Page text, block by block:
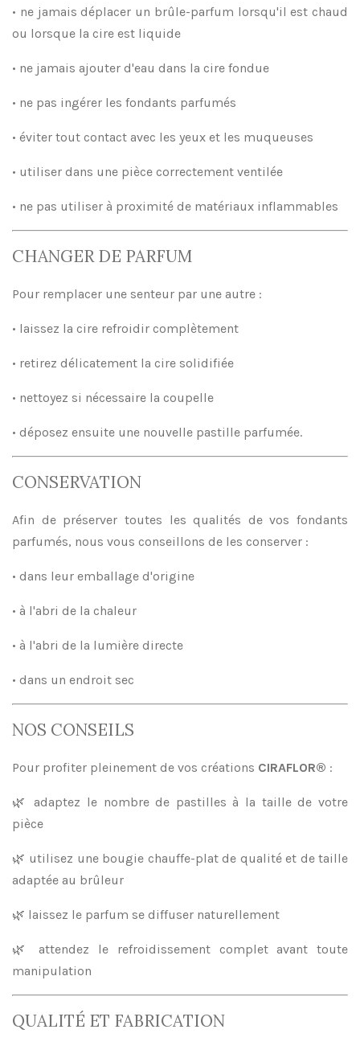
• ne jamais déplacer un brûle-parfum lorsqu'il est chaud
ou lorsque la cire est liquide
• ne jamais ajouter d'eau dans la cire fondue
• ne pas ingérer les fondants parfumés
• éviter tout contact avec les yeux et les muqueuses
• utiliser dans une pièce correctement ventilée
• ne pas utiliser à proximité de matériaux inflammables
CHANGER DE PARFUM
Pour remplacer une senteur par une autre :
• laissez la cire refroidir complètement
• retirez délicatement la cire solidifiée
• nettoyez si nécessaire la coupelle
• déposez ensuite une nouvelle pastille parfumée.
CONSERVATION
Afin de préserver toutes les qualités de vos fondants
parfumés, nous vous conseillons de les conserver :
• dans leur emballage d'origine
• à l'abri de la chaleur
• à l'abri de la lumière directe
• dans un endroit sec
NOS CONSEILS
Pour profiter pleinement de vos créations CIRAFLOR® :
🌿 adaptez le nombre de pastilles à la taille de votre
pièce
🌿 utilisez une bougie chauffe-plat de qualité et de taille
adaptée au brûleur
🌿 laissez le parfum se diffuser naturellement
🌿 attendez le refroidissement complet avant toute
manipulation
QUALITÉ ET FABRICATION